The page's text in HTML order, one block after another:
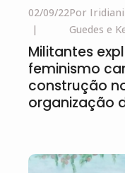
02/09/22Por
Guedes e
Militantes
feminismo
construção
organização